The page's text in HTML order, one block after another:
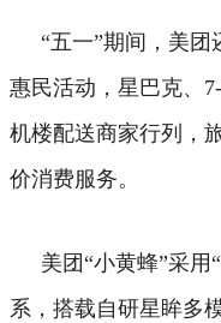
“五一”期间，美
惠民活动，星巴克、
机楼配送商家行列，
价消费服务。
美团“小黄蜂”采用
系，搭载自研星眸多